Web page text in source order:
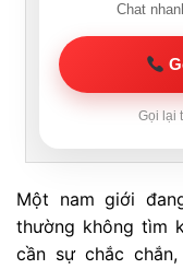
Chat
Gọi lại
Một nam giới
thường không tìm
cần sự chắc